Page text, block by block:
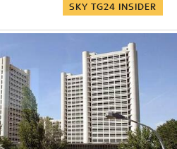
SKY TG24 INSIDER